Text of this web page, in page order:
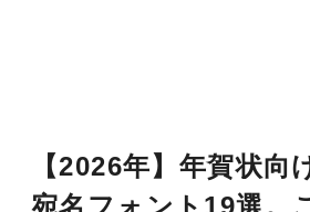
【2026年】年賀状向